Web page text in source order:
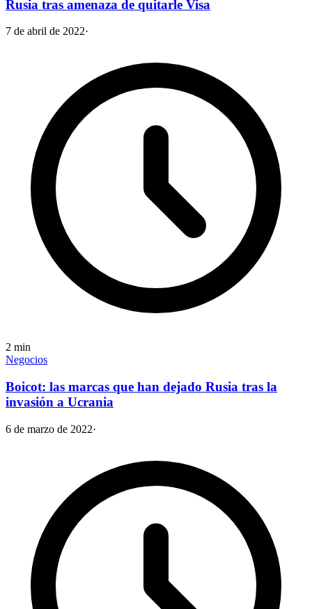
Rusia tras amenaza de quitarle Visa
7 de abril de 2022·
2 min
Negocios
Boicot: las marcas que han dejado Rusia tras la
invasión a Ucrania
6 de marzo de 2022·